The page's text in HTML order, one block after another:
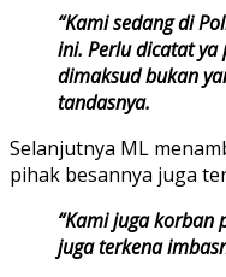
“Kami sedang di
ini. Perlu dicatat ya
dimaksud bukan
tandasnya.
Selanjutnya ML
pihak besannya juga
“Kami juga korban
juga terkena